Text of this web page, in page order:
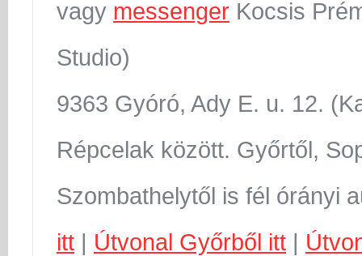
vagy messenger Kocsis
Studio)
9363 Gyóró, Ady E. u. 12.
Répcelak között. Győrtől,
Szombathelytől is fél órányi
itt | Útvonal Győrből itt |